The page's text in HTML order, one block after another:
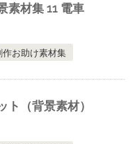
素材集 11 電車
作お助け素材集
ト（背景素材）